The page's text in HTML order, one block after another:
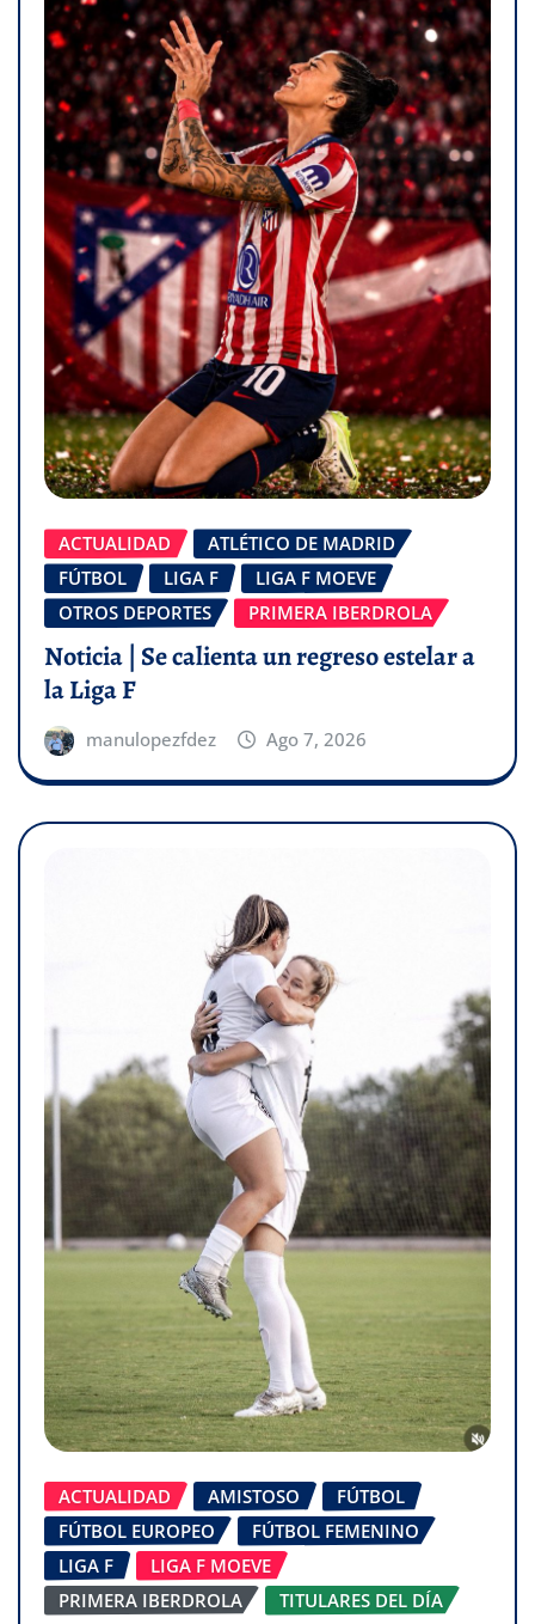
ACTUALIDAD
ATLÉTICO DE MADRID
FÚTBOL
LIGA F
LIGA F MOEVE
OTROS DEPORTES
PRIMERA IBERDROLA
Noticia | Se calienta un regreso estelar a
la Liga F
manulopezfdez Ago 7, 2026
ACTUALIDAD AMISTOSO
FÚTBOL
FÚTBOL EUROPEO
FÚTBOL FEMENINO
LIGA F
LIGA F MOEVE
PRIMERA IBERDROLA
TITULARES DEL DÍA